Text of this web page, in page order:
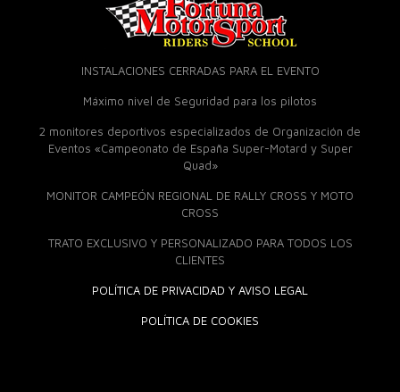
INSTALACIONES CERRADAS PARA EL EVENTO
Máximo nivel de Seguridad para los pilotos
2 monitores deportivos especializados de Organización de
Eventos «Campeonato de España Super-Motard y Super
Quad»
MONITOR CAMPEÓN REGIONAL DE RALLY CROSS Y MOTO
CROSS
TRATO EXCLUSIVO Y PERSONALIZADO PARA TODOS LOS
CLIENTES
POLÍTICA DE PRIVACIDAD Y AVISO LEGAL
POLÍTICA DE COOKIES